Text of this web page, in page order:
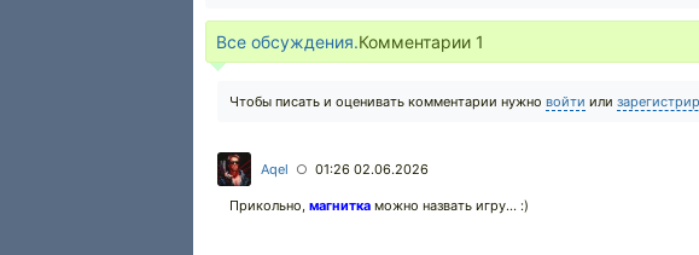
Все обсуждения.Комментарии 1
Чтобы писать и оценивать комментарии нужно войти или
Aqel ○ 01:26 02.06.2026
Прикольно, магнитка можно назвать игру... :)